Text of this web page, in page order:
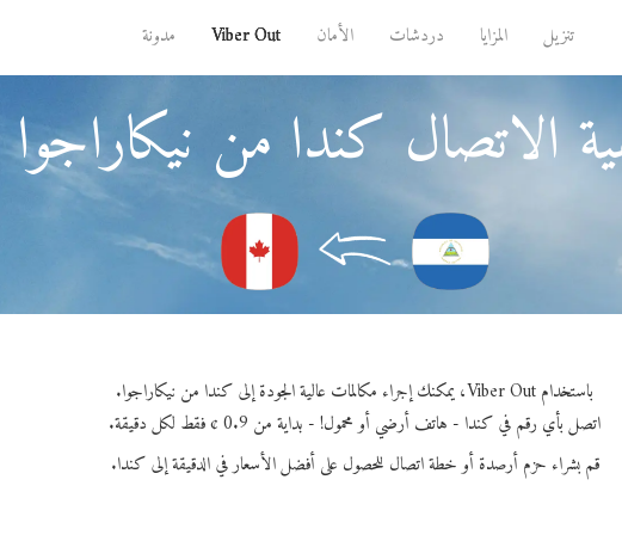
تنزيل المزايا دردشات الأمان Viber Out مدونة
الاتصال كندا من نيكاراجوا
باستخدام Viber Out، يمكنك إجراء مكالمات عالية الجودة إلى كندا من نيكاراجوا.
اتصل بأي رقم في كندا - هاتف أرضي أو محمول! - بداية من 0.9 ¢ فقط لكل دقيقة.
قم بشراء حزم أرصدة أو خطة اتصال للحصول على أفضل الأسعار في الدقيقة إلى كندا.